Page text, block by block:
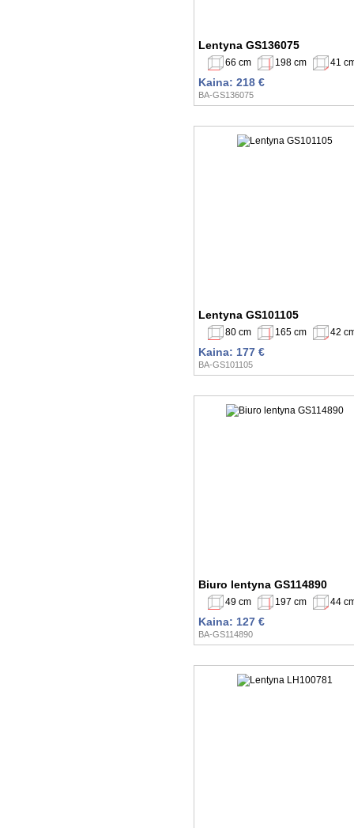
Lentyna GS136075
66 cm 198 cm 41
Kaina: 218 €
BA-GS136075
Lentyna GS101105
80 cm 165 cm 42
Kaina: 177 €
BA-GS101105
Biuro lentyna GS114890
49 cm 197 cm 44
Kaina: 127 €
BA-GS114890